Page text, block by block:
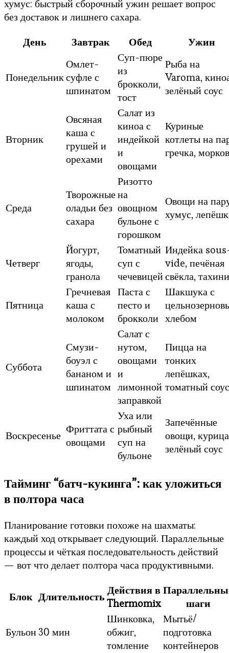
хумус: быстрый сборочный ужин решает вопрос
без доставок и лишнего сахара.
День
Завтрак Обед Ужин
Понедельник
Омлет-
суфле с
шпинатом
Суп-пюре
из
брокколи,
тост
Рыба на
Varoma,
зелёный соус
Вторник
Овсяная
каша с
грушей и
орехами
Салат из
киноа с
индейкой
и
овощами
Куриные
котлеты на
гречка,
Среда
Творожные
оладьи без
сахара
Ризотто
на
овощном
бульоне с
горошком
Овощи на
хумус,
Четверг
Йогурт,
ягоды,
гранола
Томатный
суп с
чечевицей
Индейка
vide, печёная
свёкла, тахини
Пятница
Гречневая
каша с
молоком
Паста с
песто и
брокколи
Шакшука с
хлебом
Суббота
Смузи-
боуэл с
бананом и
шпинатом
Салат с
нутом,
овощами
и
лимонной
заправкой
Пицца на
тонких
лепёшках,
томатный соус
Воскресенье Фриттата с
овощами
Уха или
рыбный
суп на
бульоне
Запечённые
овощи,
зелёный соус
Тайминг “батч-кукинга”: как уложиться
в полтора часа
Планирование готовки похоже на шахматы:
каждый ход открывает следующий. Параллельные
процессы и чёткая последовательность действий
— вот что делает полтора часа продуктивными.
Блок Длительность Действия в
Thermomix
шаги
Бульон30 мин
Шинковка,
обжиг,
томление
Мытьё/
подготовка
контейнеров